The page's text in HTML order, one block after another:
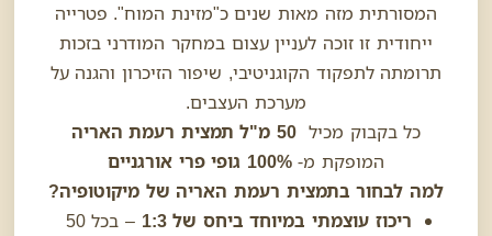
המסורתית מזה מאות שנים כ"מזינת המוח". פטרייה
ייחודית זו זוכה לעניין עצום במחקר המודרני בזכות
תרומתה לתפקוד הקוגניטיבי, שיפור הזיכרון והגנה על
מערכת העצבים.
כל בקבוק מכיל 50 מ"ל תמצית רעמת האריה
המופקת מ-100% גופי פרי אורגניים
למה לבחור בתמצית רעמת האריה של מיקוטופיה?
ריכוז עוצמתי במיוחד ביחס של 1:3
– בכל 50